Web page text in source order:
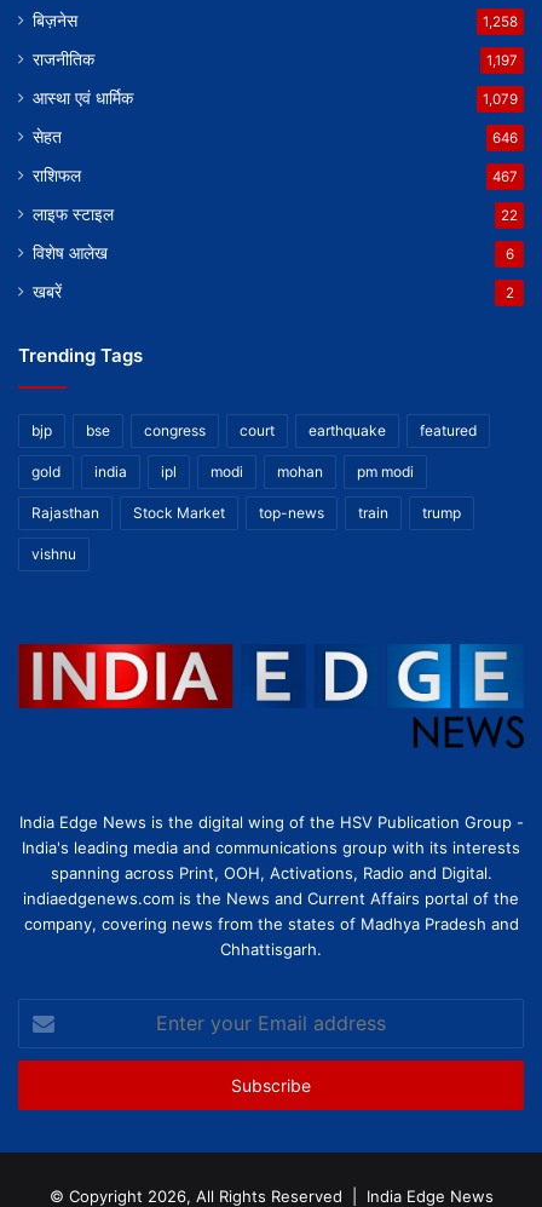
बिज़नेस 1,258
राजनीतिक 1,197
आस्था एवं धार्मिक 1,079
सेहत 646
राशिफल 467
लाइफ स्टाइल 22
विशेष आलेख 6
खबरें 2
Trending Tags
bjp bse congress court earthquake featured
gold india ipl modi mohan pm modi
Rajasthan Stock Market top-news train trump
vishnu
India Edge News is the digital wing of the HSV Publication Group -
India's leading media and communications group with its interests
spanning across Print, OOH, Activations, Radio and Digital.
indiaedgenews.com is the News and Current Affairs portal of the
company, covering news from the states of Madhya Pradesh and
Chhattisgarh.
your
Email
© Copyright 2026, All Rights Reserved | India Edge News